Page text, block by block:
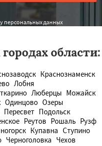
персональных данных
области:
Краснознаменск
Лобня
Люберцы Можайск
Одинцово Озеры
Пересвет Подольск
Реутов Рошаль Рузф
Купавна Ступино
Черноголовка Чехов